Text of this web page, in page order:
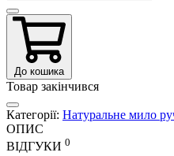
До кошика
Товар закінчився
Категорії: Натуральне мило
ОПИС
ВІДГУКИ 0